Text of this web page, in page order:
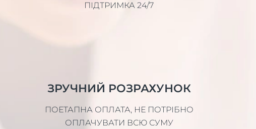
ПІДТРИМКА 24/7
ЗРУЧНИЙ РОЗРАХУНОК
ПОЕТАПНА ОПЛАТА, НЕ ПОТРІБНО
ОПЛАЧУВАТИ ВСЮ СУМУ